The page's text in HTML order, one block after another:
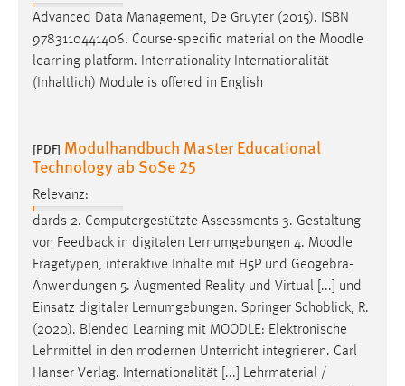
Advanced Data Management, De Gruyter (2015). ISBN
9783110441406. Course-specific material on the Moodle
learning platform. Internationality Internationalität
(Inhaltlich) Module is offered in English
[PDF] Modulhandbuch Master Educational
Technology ab SoSe 25
Relevanz:
dards 2. Computergestützte Assessments 3. Gestaltung
von Feedback in digitalen Lernumgebungen 4. Moodle
Fragetypen, interaktive Inhalte mit H5P und Geogebra-
Anwendungen 5. Augmented Reality und Virtual [...] und
Einsatz digitaler Lernumgebungen. Springer Schoblick, R.
(2020). Blended Learning mit MOODLE: Elektronische
Lehrmittel in den modernen Unterricht integrieren. Carl
Hanser Verlag. Internationalität [...] Lehrmaterial /